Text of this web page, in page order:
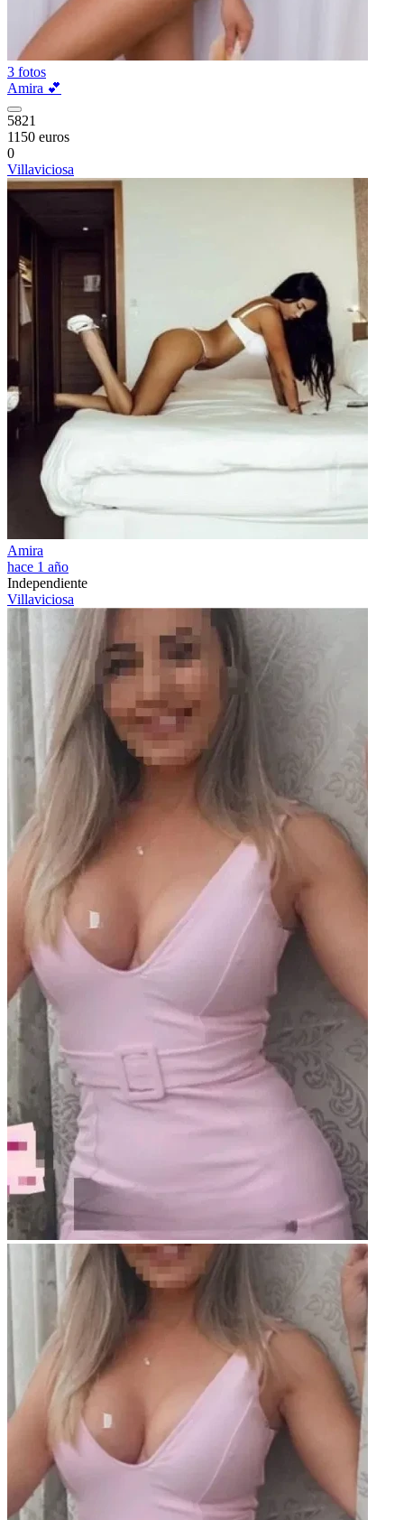
3 fotos
Amira 💕
5821
1150 euros
0
Villaviciosa
Amira
hace 1 año
Independiente
Villaviciosa